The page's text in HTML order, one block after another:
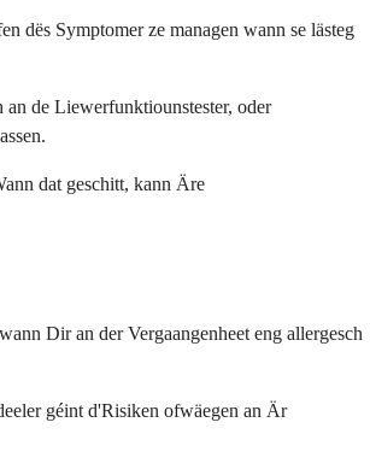
dës Symptomer ze managen wann se lästeg
de Liewerfunktiounstester, oder
dat geschitt, kann Äre
Dir an der Vergaangenheet eng allergesch
géint d'Risiken ofwäegen an Är